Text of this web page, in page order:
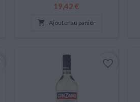
Prix
19,42 €
 Ajouter au panier
favorite_border